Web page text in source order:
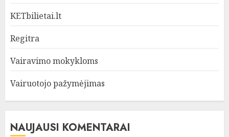
KETbilietai.lt
Regitra
Vairavimo mokykloms
Vairuotojo pažymėjimas
NAUJAUSI KOMENTARAI